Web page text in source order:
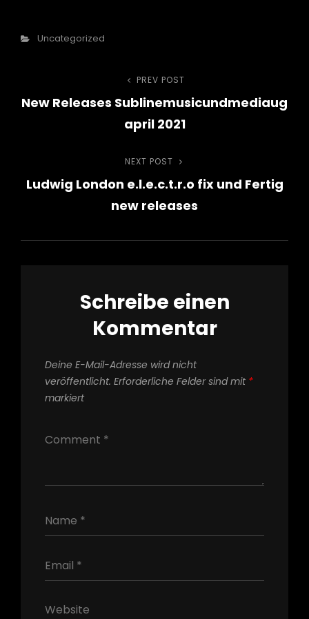
Categories
Uncategorized
Beitragsnavigation
Previous
Post
PREV POST
New Releases Sublinemusicundmediaug
april 2021
Next
Post
NEXT POST
Ludwig London e.l.e.c.t.r.o fix und Fertig
new releases
Schreibe einen
Kommentar
Deine E-Mail-Adresse wird nicht
veröffentlicht. Erforderliche Felder sind mit *
markiert